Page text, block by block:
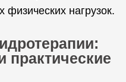
нагрузок.